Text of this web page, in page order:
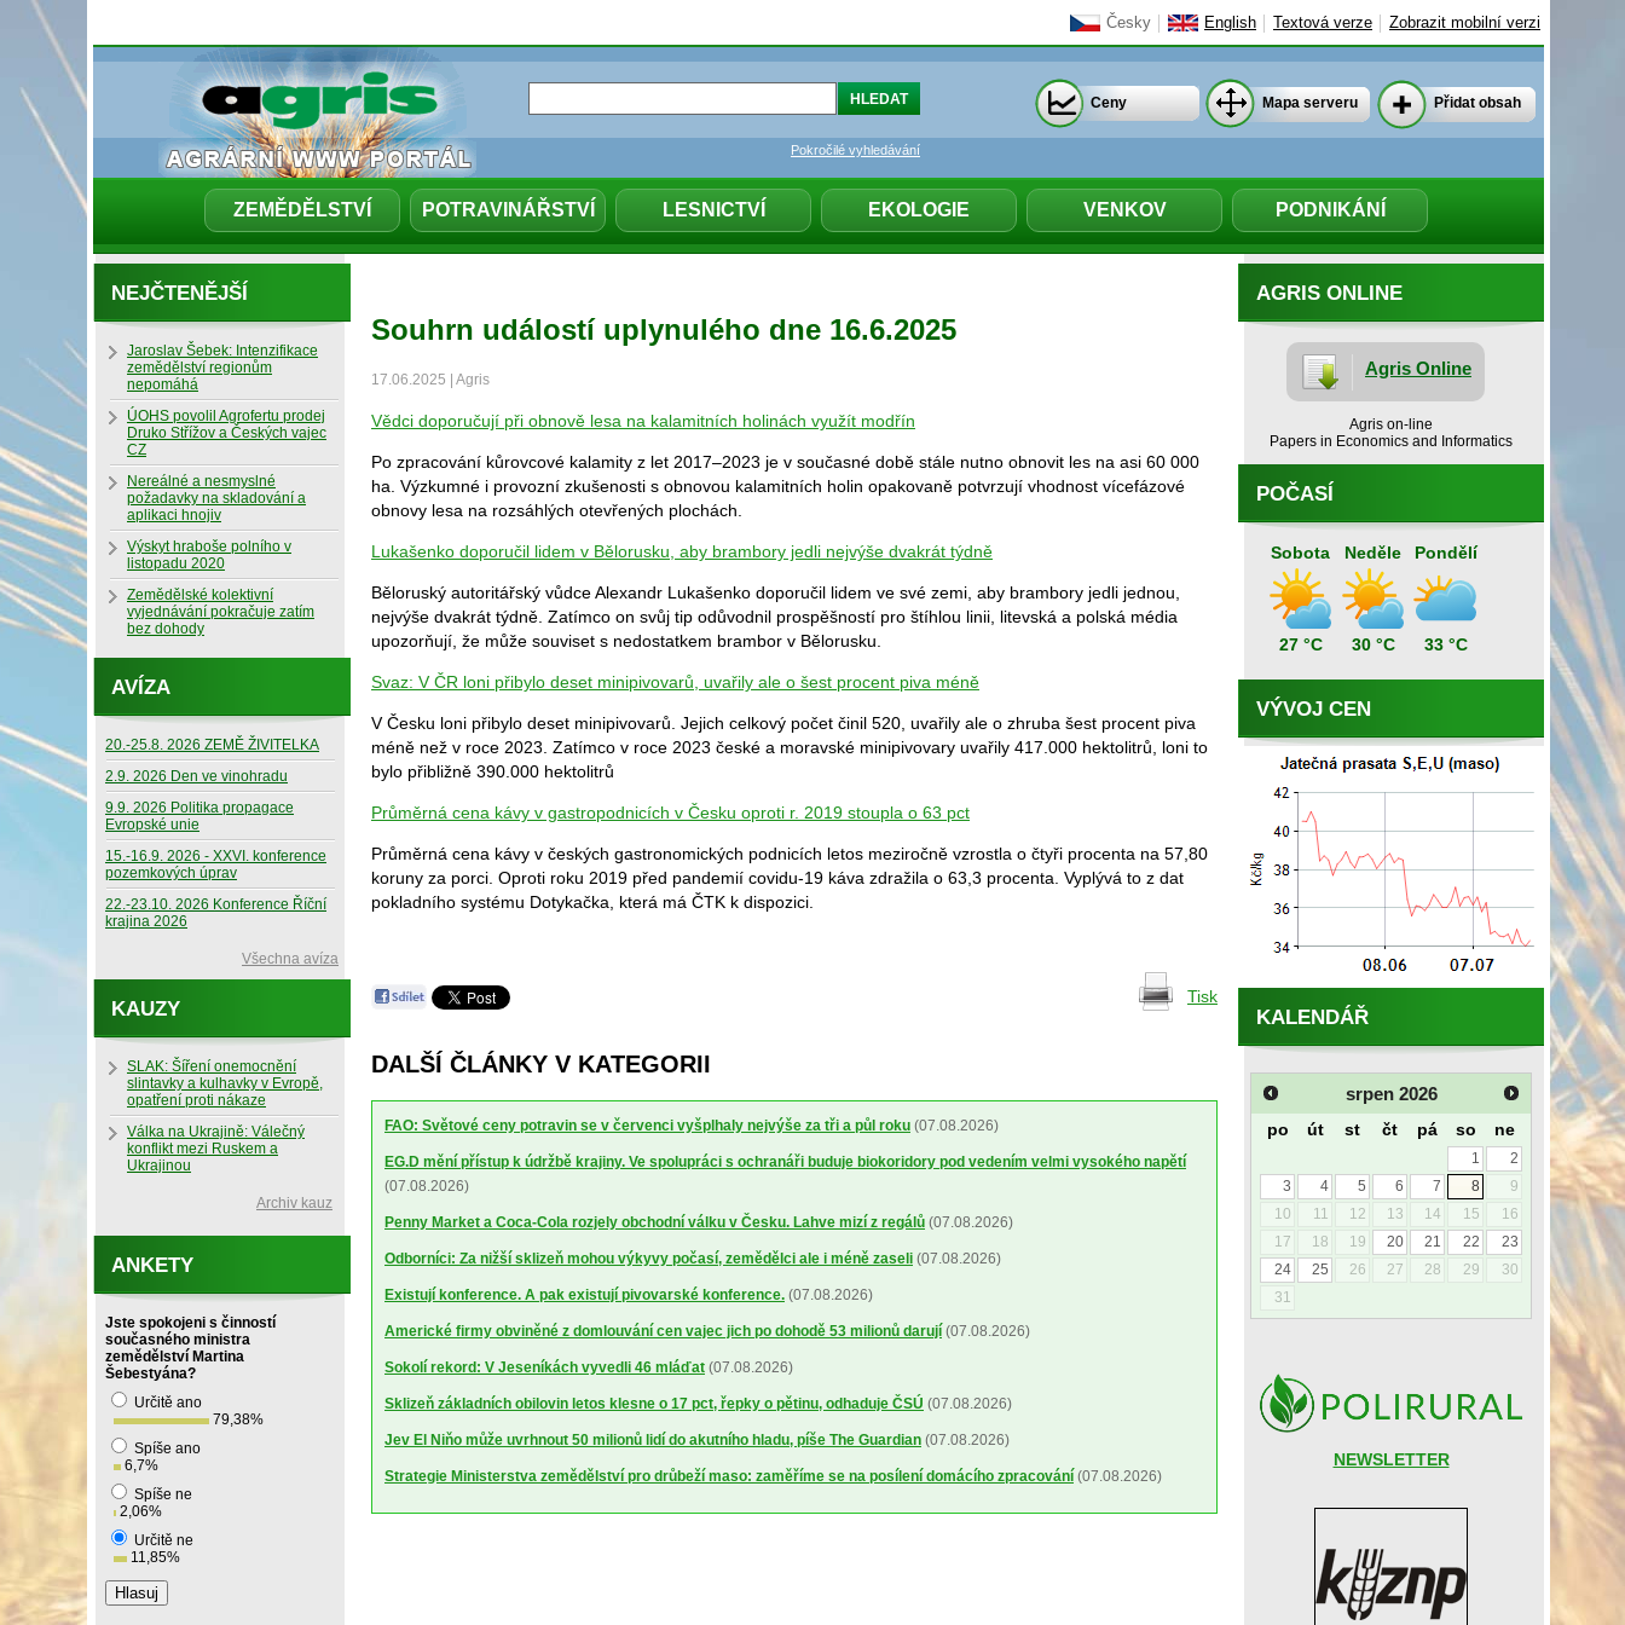
Česky English Textová verze Zobrazit mobilní verzi
ZEMĚDĚLSTVÍ POTRAVINÁŘSTVÍ LESNICTVÍ EKOLOGIE VENKOV PODNIKÁNÍ
Pokročilé vyhledávání
Ceny Mapa serveru Přidat obsah
Souhrn událostí uplynulého dne 16.6.2025
17.06.2025 | Agris
Vědci doporučují při obnově lesa na kalamitních holinách využít modřín
Po zpracování kůrovcové kalamity z let 2017–2023 je v současné době stále nutno obnovit les na asi 60 000
ha. Výzkumné i provozní zkušenosti s obnovou kalamitních holin opakovaně potvrzují vhodnost vícefázové
obnovy lesa na rozsáhlých otevřených plochách.
Lukašenko doporučil lidem v Bělorusku, aby brambory jedli nejvýše dvakrát týdně
Běloruský autoritářský vůdce Alexandr Lukašenko doporučil lidem ve své zemi, aby brambory jedli jednou,
nejvýše dvakrát týdně. Zatímco on svůj tip odůvodnil prospěšností pro štíhlou linii, litevská a polská média
upozorňují, že může souviset s nedostatkem brambor v Bělorusku.
Svaz: V ČR loni přibylo deset minipivovarů, uvařily ale o šest procent piva méně
V Česku loni přibylo deset minipivovarů. Jejich celkový počet činil 520, uvařily ale o zhruba šest procent piva
méně než v roce 2023. Zatímco v roce 2023 české a moravské minipivovary uvařily 417.000 hektolitrů, loni to
bylo přibližně 390.000 hektolitrů
Průměrná cena kávy v gastropodnicích v Česku oproti r. 2019 stoupla o 63 pct
Průměrná cena kávy v českých gastronomických podnicích letos meziročně vzrostla o čtyři procenta na 57,80
koruny za porci. Oproti roku 2019 před pandemií covidu-19 káva zdražila o 63,3 procenta. Vyplývá to z dat
pokladního systému Dotykačka, která má ČTK k dispozici.
Tisk
DALŠÍ ČLÁNKY V KATEGORII
FAO: Světové ceny potravin se v červenci vyšplhaly nejvýše za tři a půl roku (07.08.2026)
EG.D mění přístup k údržbě krajiny. Ve spolupráci s ochranáři buduje biokoridory pod vedením velmi vysokého napětí
(07.08.2026)
Penny Market a Coca-Cola rozjely obchodní válku v Česku. Lahve mizí z regálů (07.08.2026)
Odborníci: Za nižší sklizeň mohou výkyvy počasí, zemědělci ale i méně zaseli (07.08.2026)
Existují konference. A pak existují pivovarské konference. (07.08.2026)
Americké firmy obviněné z domlouvání cen vajec jich po dohodě 53 milionů darují (07.08.2026)
Sokolí rekord: V Jeseníkách vyvedli 46 mláďat (07.08.2026)
Sklizeň základních obilovin letos klesne o 17 pct, řepky o pětinu, odhaduje ČSÚ (07.08.2026)
Jev El Niňo může uvrhnout 50 milionů lidí do akutního hladu, píše The Guardian (07.08.2026)
Strategie Ministerstva zemědělství pro drůbeží maso: zaměříme se na posílení domácího zpracování (07.08.2026)
AGRIS ONLINE
Agris Online
Agris on-line
Papers in Economics and Informatics
POČASÍ
Sobota
27 °C
Neděle
30 °C
Pondělí
33 °C
VÝVOJ CEN
KALENDÁŘ
srpen 2026
po út st čt pá so ne
1
2
3
4 5 6 7 8
9
10
11 12 13 14 15
16
17
18 19 20 21 22
23
24
25 26 27 28 29
30
31
NEWSLETTER
NEJČTENĚJŠÍ
Jaroslav Šebek: Intenzifikace
zemědělství regionům
nepomáhá
ÚOHS povolil Agrofertu prodej
Druko Střížov a Českých vajec
CZ
Nereálné a nesmyslné
požadavky na skladování a
aplikaci hnojiv
Výskyt hraboše polního v
listopadu 2020
Zemědělské kolektivní
vyjednávání pokračuje zatím
bez dohody
AVÍZA
20.-25.8. 2026 ZEMĚ ŽIVITELKA
2.9. 2026 Den ve vinohradu
9.9. 2026 Politika propagace
Evropské unie
15.-16.9. 2026 - XXVI. konference
pozemkových úprav
22.-23.10. 2026 Konference Říční
krajina 2026
Všechna avíza
KAUZY
SLAK: Šíření onemocnění
slintavky a kulhavky v Evropě,
opatření proti nákaze
Válka na Ukrajině: Válečný
konflikt mezi Ruskem a
Ukrajinou
Archiv kauz
ANKETY
Jste spokojeni s činností
současného ministra
zemědělství Martina
Šebestyána?
Určitě ano
79,38%
Spíše ano
6,7%
Spíše ne
2,06%
Určitě ne
11,85%